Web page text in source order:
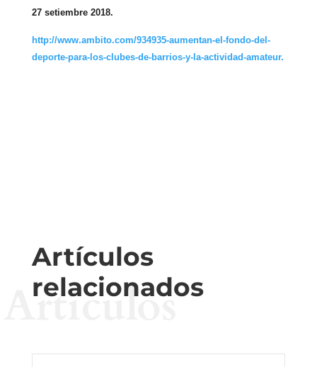
27 setiembre 2018.
http://www.ambito.com/934935-aumentan-el-fondo-del-
deporte-para-los-clubes-de-barrios-y-la-actividad-amateur.
Artículos
relacionados
Artículos